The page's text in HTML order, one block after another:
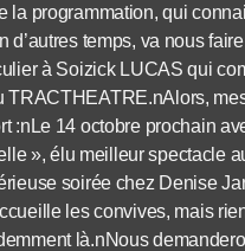
la programmation, qui
temps, va nous
à Soizick LUCAS qui
:nLe 14 octobre prochain
», élu meilleur spectacle
soirée chez Denise
les convives, mais
là.nNous